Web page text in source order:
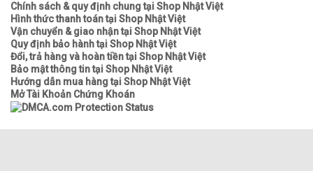
Chính sách & quy định chung tại Shop Nhật Việt
Hình thức thanh toán tại Shop Nhật Việt
Vận chuyển & giao nhận tại Shop Nhật Việt
Quy định bảo hành tại Shop Nhật Việt
Đổi, trả hàng và hoàn tiền tại Shop Nhật Việt
Bảo mật thông tin tại Shop Nhật Việt
Hướng dẫn mua hàng tại Shop Nhật Việt
Mở Tài Khoản Chứng Khoán